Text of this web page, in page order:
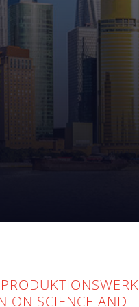
ON SCIENCE AND